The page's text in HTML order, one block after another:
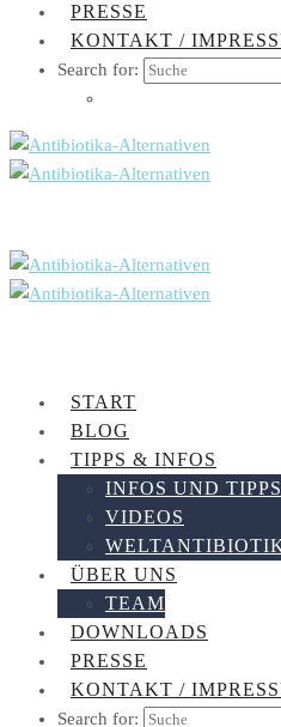
PRESSE
KONTAKT /
Search for:
START
BLOG
TIPPS & INFOS
INFOS UND
VIDEOS
ÜBER UNS
TEAM
DOWNLOADS
PRESSE
KONTAKT /
Search for: